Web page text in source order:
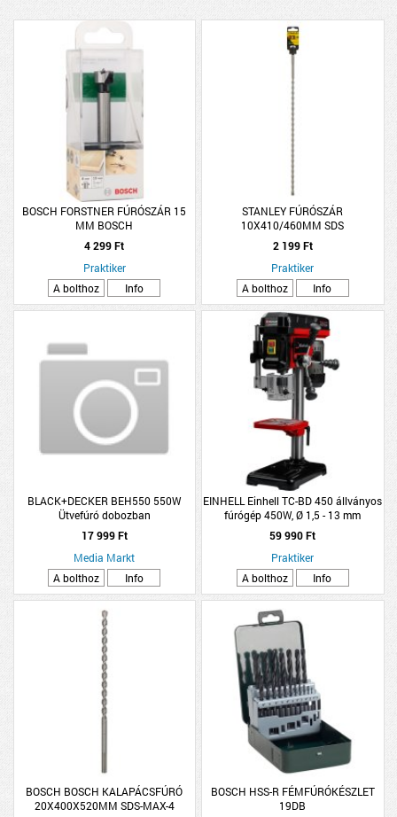
BOSCH FORSTNER FÚRÓSZÁR 15
MM BOSCH
4 299 Ft
Praktiker
A bolthoz
Info
STANLEY FÚRÓSZÁR
10X410/460MM SDS
2 199 Ft
Praktiker
A bolthoz
Info
BLACK+DECKER BEH550 550W
Ütvefúró dobozban
17 999 Ft
Media Markt
A bolthoz
Info
EINHELL Einhell TC-BD 450 állványos
fúrógép 450W, Ø 1,5 - 13 mm
59 990 Ft
Praktiker
A bolthoz
Info
BOSCH BOSCH KALAPÁCSFÚRÓ
20X400X520MM SDS-MAX-4
BOSCH HSS-R FÉMFÚRÓKÉSZLET
19DB